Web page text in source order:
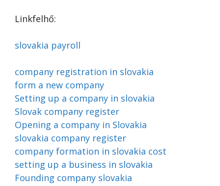
Linkfelhő:
slovakia payroll
company registration in slovakia
form a new company
Setting up a company in slovakia
Slovak company register
Opening a company in Slovakia
slovakia company register
company formation in slovakia cost
setting up a business in slovakia
Founding company slovakia